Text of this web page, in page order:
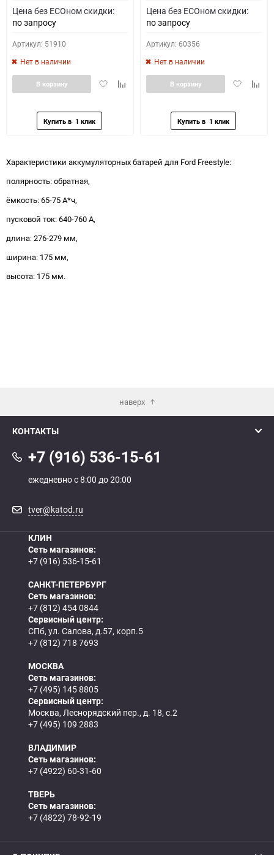
Цена без ECOном скидки:
по запросу
Артикул: 51910
Нет в наличии
ДобавитьДобавить
В корзину
Цена без ECOном скидки:
по запросу
Артикул: 60356
Нет в наличии
Добавить
В корзину
Характеристики аккумуляторных батарей для Ford Freestyle:
полярность: обратная,
ёмкость: 65-75 А*ч,
пусковой ток: 640-760 А,
длина: 276-279 мм,
ширина: 175 мм,
высота: 175 мм.
наверх
КОНТАКТЫ
+7 (916) 536-15-61
ежедневно с 8:00 до 20:00
tver@katod.ru
КЛИН
Сеть магазинов:
+7 (916) 536-15-61
САНКТ-ПЕТЕРБУРГ
Сеть магазинов:
+7 (812) 454 0844
Сервисный центр:
СПб, ул. Салова, д.57, корп.5
+7 (812) 718 7693
МОСКВА
Сеть магазинов:
+7 (495) 145 8805
Сервисный центр:
Москва, Леснорядский пер., д. 18, с.2
+7 (495) 109 2883
ВЛАДИМИР
Сеть магазинов:
+7 (4922) 60-31-60
ТВЕРЬ
Сеть магазинов:
+7 (4822) 78-92-19